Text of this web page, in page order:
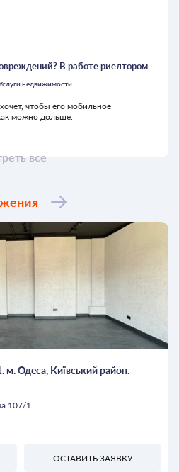
все
В работе риелтором
недвижимости
чтобы его мобильное
можно дольше.
Одеса, Київський район.
107/1
ОСТАВИТЬ ЗАЯВКУ